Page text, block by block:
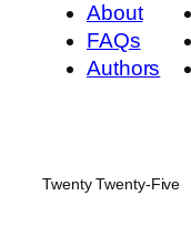
About
FAQs
Authors
Twenty Twenty-Five